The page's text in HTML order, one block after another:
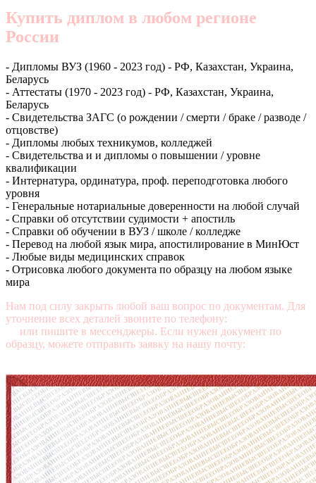
Купить диплом в любом регионе
России
- Дипломы ВУЗ (1960 - 2023 год) - РФ, Казахстан, Украина,
Беларусь
- Аттестаты (1970 - 2023 год) - РФ, Казахстан, Украина,
Беларусь
- Свидетельства ЗАГС (о рождении / смерти / браке / разводе /
отцовстве)
- Дипломы любых техникумов, колледжей
- Свидетельства и и дипломы о повышении / уровне
квалификации
- Интернатура, ординатура, проф. переподготовка любого
уровня
- Генеральные нотариальные доверенности на любой случай
- Справки об отсутствии судимости + апостиль
- Справки об обучении в ВУЗ / школе / колледже
- Перевод на любой язык мира, апостилирование в МинЮст
- Любые виды медицинских справок
- Отрисовка любого документа по образцу на любом языке
мира
Нам под силу закрыть любой ваш вопрос по документам. Для
уточнение всех деталей звоните по телефону:
или пишите в мессенджеры. Если нужен документ по
образцу, можете отправить заявку на нашу почту: